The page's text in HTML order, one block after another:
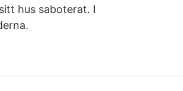
hus saboterat. I